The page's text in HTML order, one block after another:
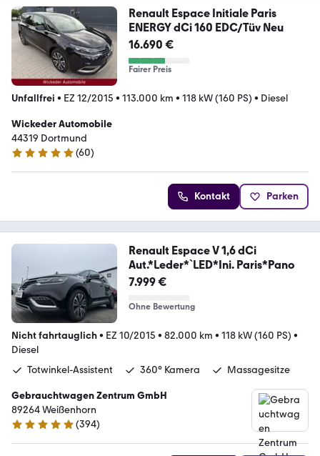
Renault Espace Initiale Paris
ENERGY dCi 160 EDC/Tüv Neu
16.690 €
Fairer Preis
Unfallfrei • EZ 12/2015 • 113.000 km • 118 kW (160 PS) • Diesel
Wickeder Automobile
44319 Dortmund
4.9 Sterne
(60)
Kontakt Parken
Renault Espace V 1,6 dCi
Aut.*Leder*`LED*Ini. Paris*Pano
7.999 €
Ohne Bewertung
Nicht fahrtauglich• EZ 10/2015 • 82.000 km • 118 kW (160 PS) •
Diesel
Totwinkel-Assistent
360° Kamera Massagesitze
Gebrauchtwagen Zentrum GmbH
89264 Weißenhorn
4.9 Sterne
(394)